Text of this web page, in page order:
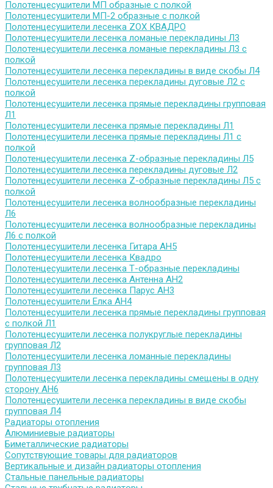
Полотенцесушители МП образные с полкой
Полотенцесушители МП-2 образные с полкой
Полотенцесушители лесенка ZOX КВАДРО
Полотенцесушители лесенка ломаные перекладины Л3
Полотенцесушители лесенка ломаные перекладины Л3 с
полкой
Полотенцесушители лесенка перекладины в виде скобы Л4
Полотенцесушители лесенка перекладины дуговые Л2 с
полкой
Полотенцесушители лесенка прямые перекладины групповая
Л1
Полотенцесушители лесенка прямые перекладины Л1
Полотенцесушители лесенка прямые перекладины Л1 с
полкой
Полотенцесушители лесенка Z-образные перекладины Л5
Полотенцесушители лесенка перекладины дуговые Л2
Полотенцесушители лесенка Z-образные перекладины Л5 с
полкой
Полотенцесушители лесенка волнообразные перекладины
Л6
Полотенцесушители лесенка волнообразные перекладины
Л6 с полкой
Полотенцесушители лесенка Гитара АН5
Полотенцесушители лесенка Квадро
Полотенцесушители лесенка Т-образные перекладины
Полотенцесушители лесенка Антенна АН2
Полотенцесушители лесенка Парус АН3
Полотенцесушители Елка АН4
Полотенцесушители лесенка прямые перекладины групповая
с полкой Л1
Полотенцесушители лесенка полукруглые перекладины
групповая Л2
Полотенцесушители лесенка ломанные перекладины
групповая Л3
Полотенцесушители лесенка перекладины смещены в одну
сторону АН6
Полотенцесушители лесенка перекладины в виде скобы
групповая Л4
Радиаторы отопления
Алюминиевые радиаторы
Биметаллические радиаторы
Сопутствующие товары для радиаторов
Вертикальные и дизайн радиаторы отопления
Стальные панельные радиаторы